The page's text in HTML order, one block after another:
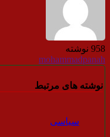
958 نوشته
mohammadpanah
نوشته های مرتبط
سیاسی